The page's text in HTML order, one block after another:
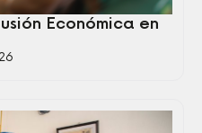
Económica en